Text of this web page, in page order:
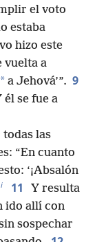
el voto
estaba
hizo este
vuelta a
* a Jehová’”. 9
él se fue a
las
“En cuanto
‘¡Absalón
i 11
Y resulta
ido allí con
sospechar